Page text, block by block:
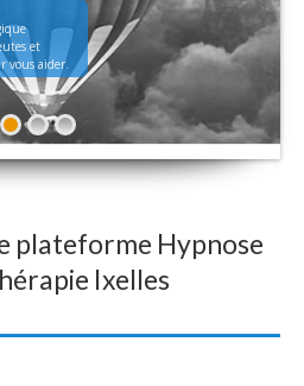
et
vous aider.
plateforme Hypnose
Ixelles